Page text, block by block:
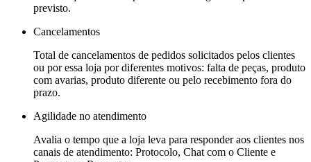
previsto.
Cancelamentos
Total de cancelamentos de pedidos solicitados pelos clientes
ou por essa loja por diferentes motivos: falta de peças, produto
com avarias, produto diferente ou pelo recebimento fora do
prazo.
Agilidade no atendimento
Avalia o tempo que a loja leva para responder aos clientes nos
canais de atendimento: Protocolo, Chat com o Cliente e